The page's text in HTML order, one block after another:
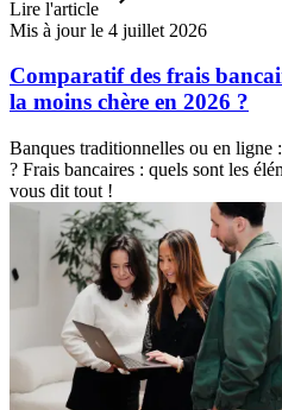
Lire l'article
Mis à jour le 4 juillet 2026
Comparatif des frais
la moins chère en 2026 ?
Banques traditionnelles ou en ligne
? Frais bancaires : quels sont les
vous dit tout !